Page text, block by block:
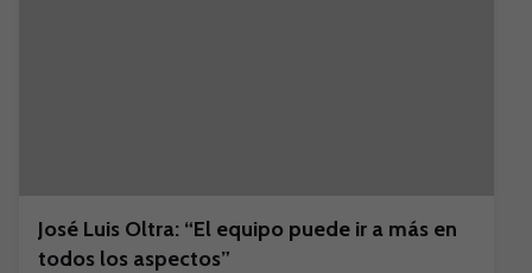
José Luis Oltra: “El equipo puede ir a más en
todos los aspectos”